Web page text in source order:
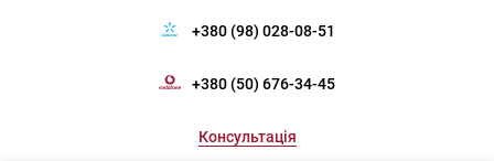
+380 (98) 028-08-51
+380 (50) 676-34-45
Консультація